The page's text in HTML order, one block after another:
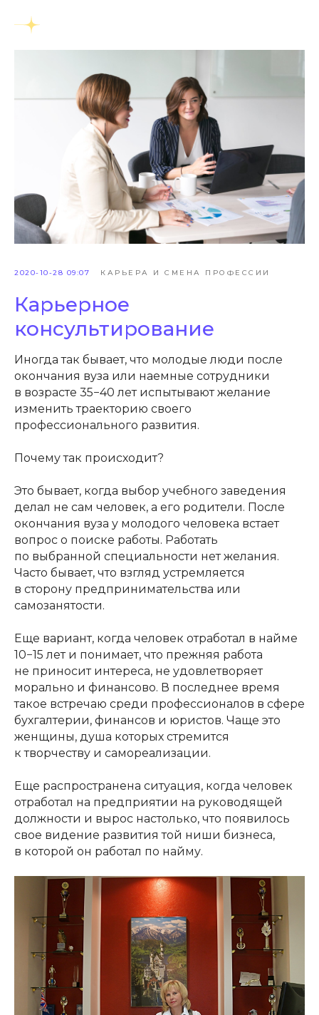
2020-10-28 09:07 КАРЬЕРА И СМЕНА ПРОФЕССИИ
Карьерное
консультирование
Иногда так бывает, что молодые люди после
окончания вуза или наемные сотрудники
в возрасте 35−40 лет испытывают желание
изменить траекторию своего
профессионального развития.
Почему так происходит?
Это бывает, когда выбор учебного заведения
делал не сам человек, а его родители. После
окончания вуза у молодого человека встает
вопрос о поиске работы. Работать
по выбранной специальности нет желания.
Часто бывает, что взгляд устремляется
в сторону предпринимательства или
самозанятости.
Еще вариант, когда человек отработал в найме
10−15 лет и понимает, что прежняя работа
не приносит интереса, не удовлетворяет
морально и финансово. В последнее время
такое встречаю среди профессионалов в сфере
бухгалтерии, финансов и юристов. Чаще это
женщины, душа которых стремится
к творчеству и самореализации.
Еще распространена ситуация, когда человек
отработал на предприятии на руководящей
должности и вырос настолько, что появилось
свое видение развития той ниши бизнеса,
в которой он работал по найму.